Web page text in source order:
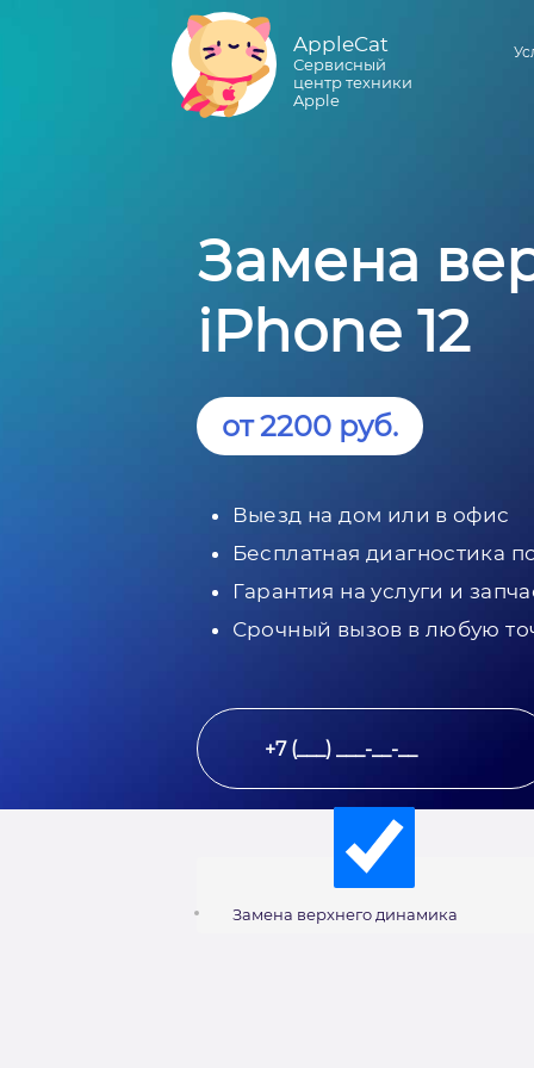
AppleCat
Сервисный
центр техники
Apple
Замена
iPhone 12
от 2200 руб.
Выезд на дом или в офис
Бесплатная диагностика
Гарантия на услуги и
Срочный вызов в любую
Замена верхнего динамика